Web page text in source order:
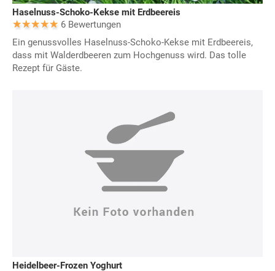
Haselnuss-Schoko-Kekse mit Erdbeereis
6 Bewertungen
Ein genussvolles Haselnuss-Schoko-Kekse mit Erdbeereis,
dass mit Walderdbeeren zum Hochgenuss wird. Das tolle
Rezept für Gäste.
Heidelbeer-Frozen Yoghurt